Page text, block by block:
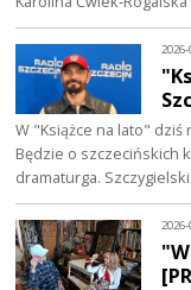
W "Książce na lato"
Będzie o szczecińskich
dramaturga.